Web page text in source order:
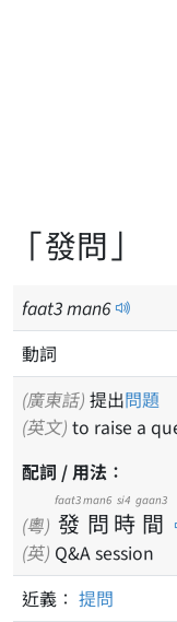
「發問」
faat3man6
動詞
(廣東話) 提出問題
(英文) to raise a
配詞 / 用法：
(粵) 發
faat3
問
man6
時
si4
間
gaan3
(英) Q&A session
近義： 提問